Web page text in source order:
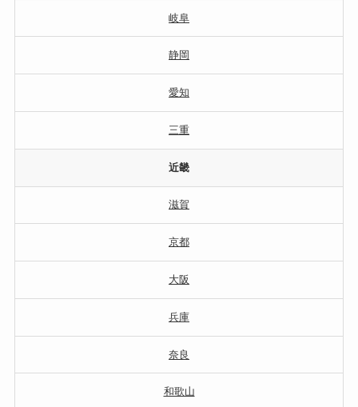
岐阜
静岡
愛知
三重
近畿
滋賀
京都
大阪
兵庫
奈良
和歌山